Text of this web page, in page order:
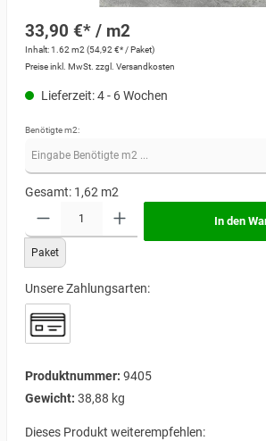
33,90 €* / m2
Inhalt:1.62 m2 (54,92 €* / Paket)
Preise inkl. MwSt. zzgl. Versandkosten
Lieferzeit: 4 - 6 Wochen
Benötigte m2:
Gesamt: 1,62 m2
Paket
In den
Unsere Zahlungsarten:
Produktnummer: 9405
Gewicht: 38,88 kg
Dieses Produkt weiterempfehlen: